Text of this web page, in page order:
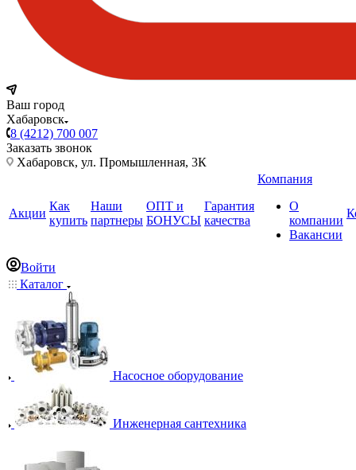
Ваш город
Хабаровск
8 (4212) 700 007
Заказать звонок
Хабаровск, ул. Промышленная, 3К
Акции
Как
купить
Наши
партнеры
ОПТ и
БОНУСЫ
Гарантия
качества
Компания
О
компании
Вакансии
Войти
Каталог
Насосное оборудование
Инженерная сантехника